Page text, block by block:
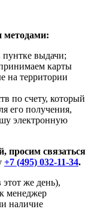
методами:
выдачи;
карты
на территории
по счету, который
его получения,
электронную
просим связаться
+7 (495) 032-11-34.
же день),
менеджер
наличие